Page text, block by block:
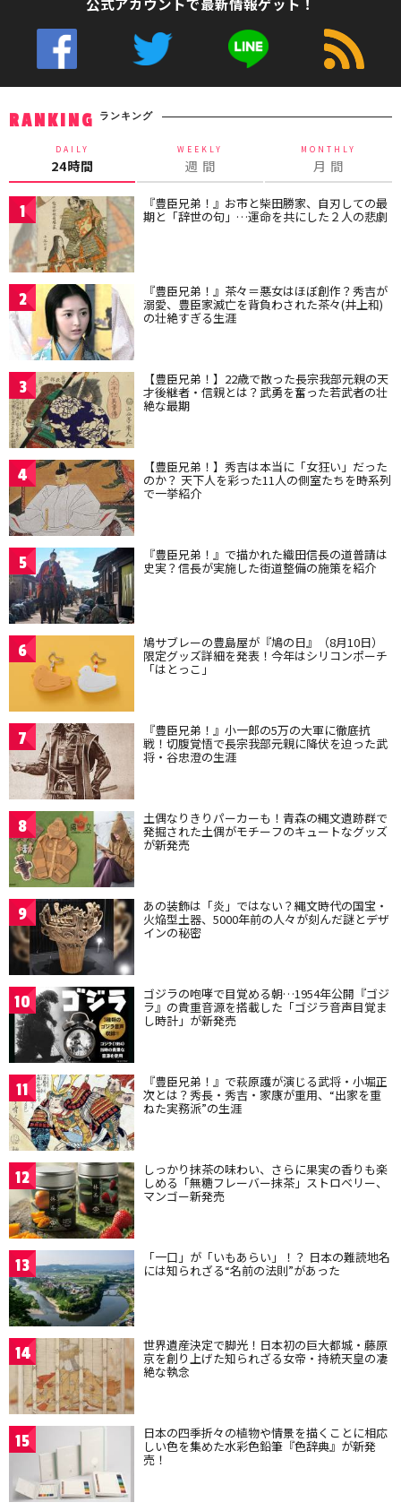
RANKING ランキング
DAILY
24時間
WEEKLY
週 間
MONTHLY
月 間
1 『豊臣兄弟！』お市と柴田勝家、自刃しての最
期と「辞世の句」…運命を共にした２人の悲劇
2 『豊臣兄弟！』茶々＝悪女はほぼ創作？秀吉が
溺愛、豊臣家滅亡を背負わされた茶々(井上和)
の壮絶すぎる生涯
3 【豊臣兄弟！】22歳で散った長宗我部元親の天
才後継者・信親とは？武勇を奮った若武者の壮
絶な最期
4 【豊臣兄弟！】秀吉は本当に「女狂い」だった
のか？ 天下人を彩った11人の側室たちを時系列
で一挙紹介
5 『豊臣兄弟！』で描かれた織田信長の道普請は
史実？信長が実施した街道整備の施策を紹介
6 鳩サブレーの豊島屋が『鳩の日』（8月10日）
限定グッズ詳細を発表！今年はシリコンポーチ
「はとっこ」
7 『豊臣兄弟！』小一郎の5万の大軍に徹底抗
戦！切腹覚悟で長宗我部元親に降伏を迫った武
将・谷忠澄の生涯
8 土偶なりきりパーカーも！青森の縄文遺跡群で
発掘された土偶がモチーフのキュートなグッズ
が新発売
9 あの装飾は「炎」ではない？縄文時代の国宝・
火焔型土器、5000年前の人々が刻んだ謎とデザ
インの秘密
10 ゴジラの咆哮で目覚める朝…1954年公開『ゴジ
ラ』の貴重音源を搭載した「ゴジラ音声目覚ま
し時計」が新発売
11 『豊臣兄弟！』で萩原護が演じる武将・小堀正
次とは？秀長・秀吉・家康が重用、“出家を重
ねた実務派”の生涯
12 しっかり抹茶の味わい、さらに果実の香りも楽
しめる「無糖フレーバー抹茶」ストロベリー、
マンゴー新発売
13 「一口」が「いもあらい」！？ 日本の難読地名
には知られざる“名前の法則”があった
14 世界遺産決定で脚光！日本初の巨大都城・藤原
京を創り上げた知られざる女帝・持統天皇の凄
絶な執念
15 日本の四季折々の植物や情景を描くことに相応
しい色を集めた水彩色鉛筆『色辞典』が新発
売！